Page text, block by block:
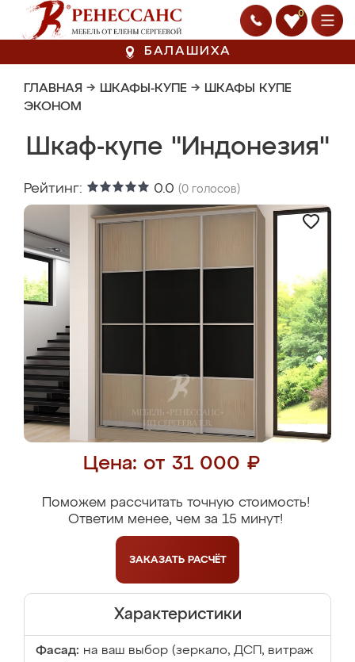
0
БАЛАШИХА
ГЛАВНАЯ → ШКАФЫ-КУПЕ → ШКАФЫ КУПЕ
ЭКОНОМ
Шкаф-купе "Индонезия"
Рейтинг: 0.0 (0 голосов)
Цена: от 31 000 ₽
Поможем рассчитать точную стоимость!
Ответим менее, чем за 15 минут!
ЗАКАЗАТЬ РАСЧЁТ
Характеристики
Фасад: на ваш выбор (зеркало, ДСП, витраж